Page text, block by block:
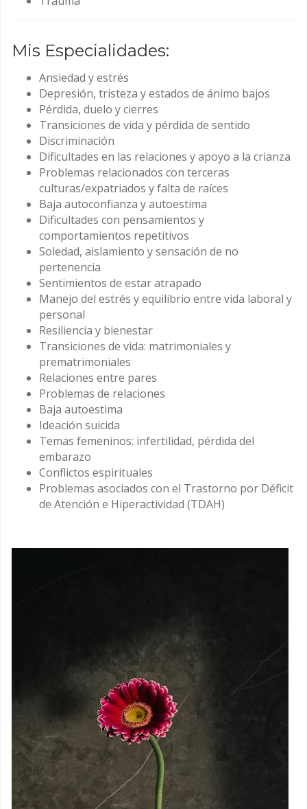
Mis Especialidades:
Ansiedad y estrés
Depresión, tristeza y estados de ánimo bajos
Pérdida, duelo y cierres
Transiciones de vida y pérdida de sentido
Discriminación
Dificultades en las relaciones y apoyo a la crianza
Problemas relacionados con terceras
culturas/expatriados y falta de raíces
Baja autoconfianza y autoestima
Dificultades con pensamientos y
comportamientos repetitivos
Soledad, aislamiento y sensación de no
pertenencia
Sentimientos de estar atrapado
Manejo del estrés y equilibrio entre vida laboral y
personal
Resiliencia y bienestar
Transiciones de vida: matrimoniales y
prematrimoniales
Relaciones entre pares
Problemas de relaciones
Baja autoestima
Ideación suicida
Temas femeninos: infertilidad, pérdida del
embarazo
Conflictos espirituales
Problemas asociados con el Trastorno por Déficit
de Atención e Hiperactividad (TDAH)